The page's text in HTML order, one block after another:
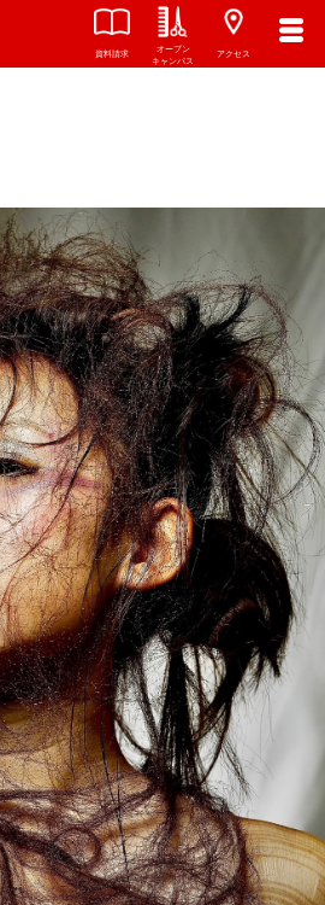
アクセス
オープン
キャンパス
資料請求